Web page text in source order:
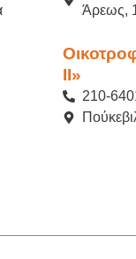
Άρεως,
ΙI»
210-